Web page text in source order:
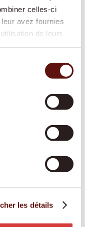
celles-ci
avez fournies
de leurs
les détails
événements
: alimentation
et
cognitives ou
: